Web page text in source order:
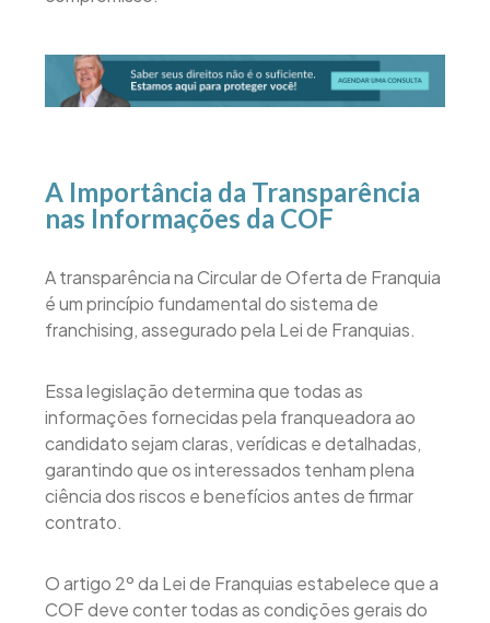
A Importância da Transparência
nas Informações da COF
A transparência na Circular de Oferta de Franquia
é um princípio fundamental do sistema de
franchising, assegurado pela Lei de Franquias.
Essa legislação determina que todas as
informações fornecidas pela franqueadora ao
candidato sejam claras, verídicas e detalhadas,
garantindo que os interessados tenham plena
ciência dos riscos e benefícios antes de firmar
contrato.
O artigo 2º da Lei de Franquias estabelece que a
COF deve conter todas as condições gerais do